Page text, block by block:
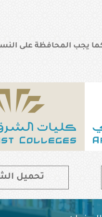
كما يجب المحافظة على
تحميل